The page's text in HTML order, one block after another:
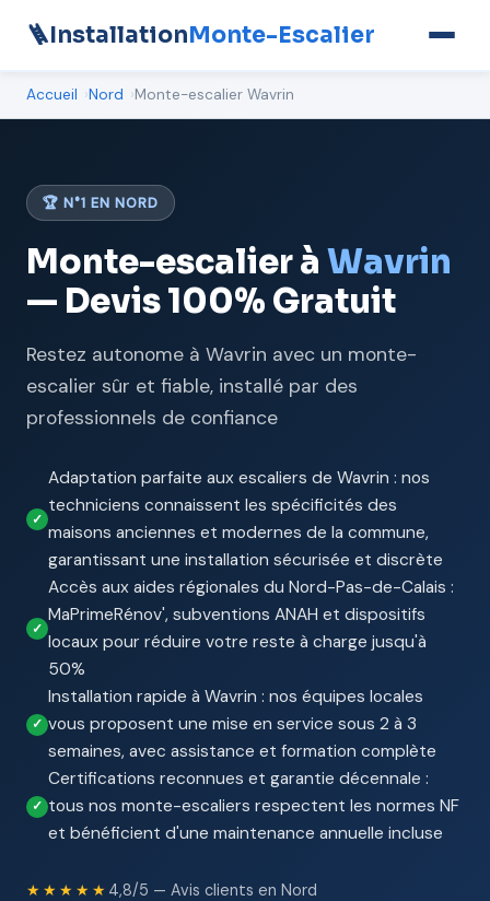
🪜InstallationMonte-Escalier
Accueil Nord Monte-escalier Wavrin
🏆 N°1 EN NORD
Monte-escalier à Wavrin
— Devis 100% Gratuit
Restez autonome à Wavrin avec un monte-
escalier sûr et fiable, installé par des
professionnels de confiance
Adaptation parfaite aux escaliers de Wavrin : nos
techniciens connaissent les spécificités des
maisons anciennes et modernes de la commune,
garantissant une installation sécurisée et discrète
Accès aux aides régionales du Nord-Pas-de-Calais :
MaPrimeRénov', subventions ANAH et dispositifs
locaux pour réduire votre reste à charge jusqu'à
50%
Installation rapide à Wavrin : nos équipes locales
vous proposent une mise en service sous 2 à 3
semaines, avec assistance et formation complète
Certifications reconnues et garantie décennale :
tous nos monte-escaliers respectent les normes NF
et bénéficient d'une maintenance annuelle incluse
★★★★★ 4,8/5 — Avis clients en Nord